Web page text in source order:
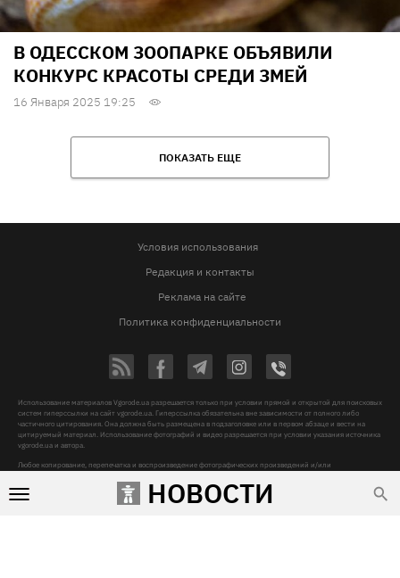
НОВОСТИ
В ОДЕССКОМ ЗООПАРКЕ ОБЪЯВИЛИ
КОНКУРС КРАСОТЫ СРЕДИ ЗМЕЙ
16 Января 2025 19:25
ПОКАЗАТЬ ЕЩЕ
Условия использования
Редакция и контакты
Реклама на сайте
Политика конфиденциальности
Использование материалов Vgorode.ua разрешается только при условии прямой и открытой для поисковых
систем гиперссылки на сайт vgorode.ua. Гиперссылка обязательна вне зависимости от полного либо
частичного цитирования. Она должна быть размещена в подзаголовке или в первом абзаце и вести на
цитируемый материал. Использование фотографий и видео разрешается при условии указания источника
vgorode.ua и автора.
Любое копирование, перепечатка и воспроизведение фотографических произведений и/или
Субъект в сфере онлайн-медиа, Название онлайн-медиа - «VGORODE», Адрес: 02091, місто Київ,
ХАРКІВСЬКЕ ШОСЕ, будинок 172-Б, офіс 208/1, E-mail:
sunlight@mediadim.com.ua